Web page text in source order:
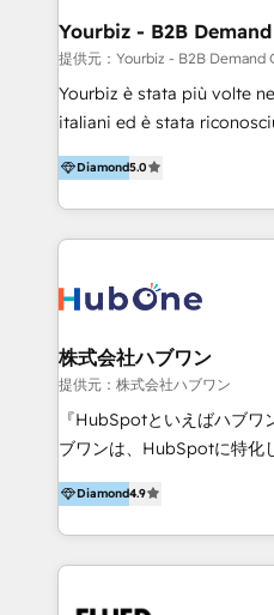
Asegurar resultados medibles Nos
en bancos, seguros, e-commerce,
Inmobiliarios y Empresas
Productos
Yourbiz - B2B
提供元：Yourbiz - B2B Demand
Yourbiz è stata più volte
italiani ed è stata
migliori partner EMEA per
Stiamo accompagnando
digitalizzazione e
marketing e vendita. Il nostro metodo DAM è stato
mappatura dei canali di
HubSpot come fornitore
tra il CRM e altri sistemi
AS400, TeamSystem. HubSpot ci ha riconosciuto
come formatori ufficiali per
50% più alto tra i nostri
aziende. Lavoriamo con aziende B2B tra i 5 e i 35
Diamond5.0
株式会社ハブワン
提供元：株式会社ハブワン
『HubSpotといえばハブワ
ブワンは、HubSpotに特化
ーコードCMS構築、CRM／
システムAPI連携・開発、営
クセス体制の設計まで、ワ
制を整えています。 HubSpotの導入支援だけでなく、
Diamond4.9